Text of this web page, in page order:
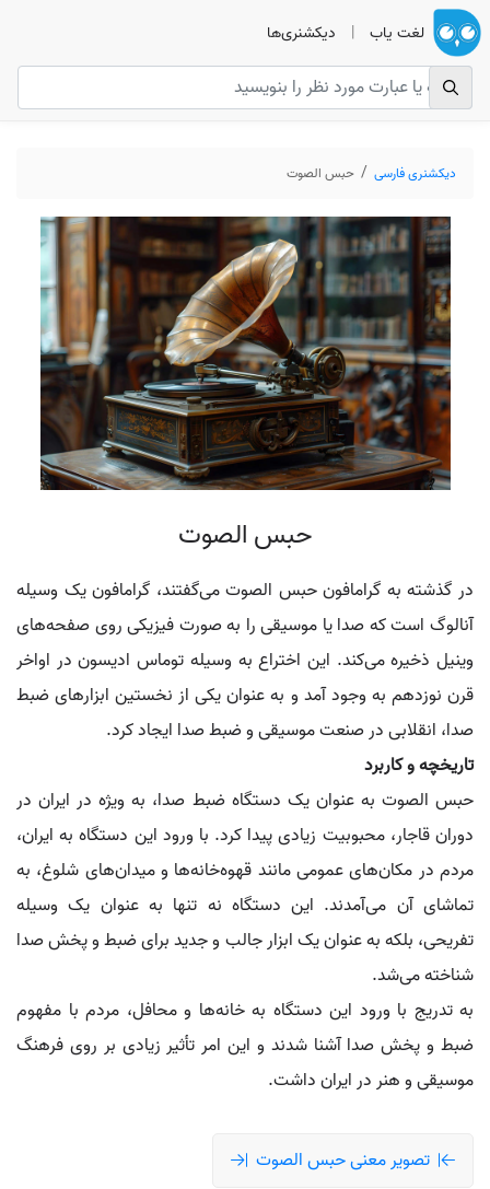
لغت یاب | دیکشنری‌ها
دیکشنری فارسی حبس الصوت
حبس الصوت
در گذشته به گرامافون حبس الصوت می‌گفتند، گرامافون یک وسیله
آنالوگ است که صدا یا موسیقی را به صورت فیزیکی روی صفحه‌های
وینیل ذخیره می‌کند. این اختراع به وسیله توماس ادیسون در اواخر
قرن نوزدهم به وجود آمد و به عنوان یکی از نخستین ابزارهای ضبط
صدا، انقلابی در صنعت موسیقی و ضبط صدا ایجاد کرد.
تاریخچه و کاربرد
حبس الصوت به عنوان یک دستگاه ضبط صدا، به ویژه در ایران در
دوران قاجار، محبوبیت زیادی پیدا کرد. با ورود این دستگاه به ایران،
مردم در مکان‌های عمومی مانند قهوه‌خانه‌ها و میدان‌های شلوغ، به
تماشای آن می‌آمدند. این دستگاه نه تنها به عنوان یک وسیله
تفریحی، بلکه به عنوان یک ابزار جالب و جدید برای ضبط و پخش صدا
شناخته می‌شد.
به تدریج با ورود این دستگاه به خانه‌ها و محافل، مردم با مفهوم
ضبط و پخش صدا آشنا شدند و این امر تأثیر زیادی بر روی فرهنگ
موسیقی و هنر در ایران داشت.
تصویر معنی حبس الصوت